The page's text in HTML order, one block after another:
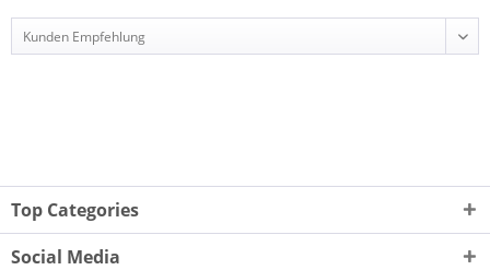
Top Categories
Social Media